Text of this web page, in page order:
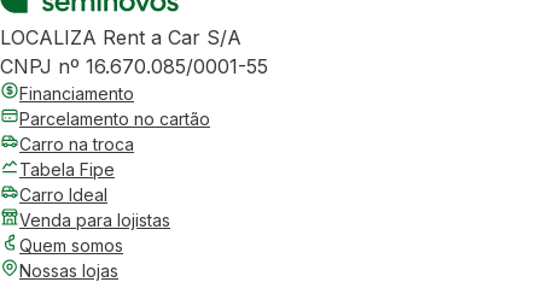
LOCALIZA Rent a Car S/A
CNPJ nº 16.670.085/0001-55
Financiamento
Parcelamento no cartão
Carro na troca
Tabela Fipe
Carro Ideal
Venda para lojistas
Quem somos
Nossas lojas